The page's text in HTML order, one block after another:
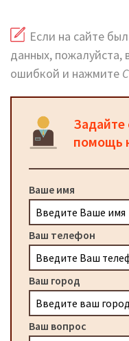
Если на сайте
данных, пожалуйста,
ошибкой и нажмите
Задайте
помощь
Ваше имя
Ваш телефон
Ваш город
Ваш вопрос